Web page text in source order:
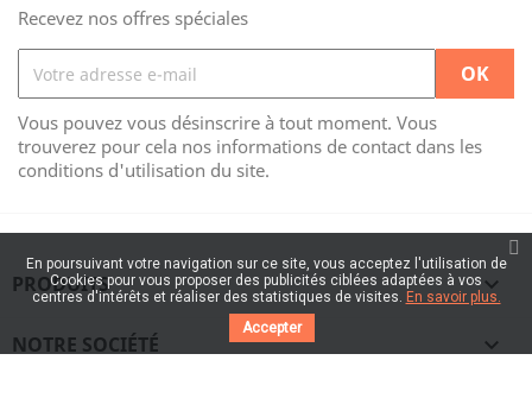
Recevez nos offres spéciales
Vous pouvez vous désinscrire à tout moment. Vous
trouverez pour cela nos informations de contact dans les
conditions d'utilisation du site.
PRODUITS 
NOTRE SOCIÉTÉ 
En poursuivant votre navigation sur ce site, vous acceptez l'utilisation de
Cookies pour vous proposer des publicités ciblées adaptées à vos
centres d'intérêts et réaliser des statistiques de visites. En savoir plus.
Accepter